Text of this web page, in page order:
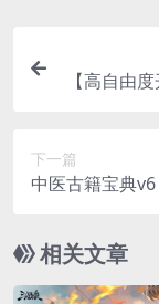
【高自由
下一篇
中医古籍宝典
相关文章